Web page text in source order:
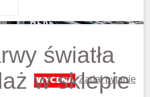
światła
w sklepie
Zadaj pytanie